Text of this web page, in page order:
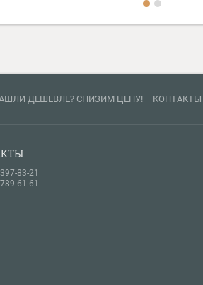
ДЕШЕВЛЕ? СНИЗИМ ЦЕНУ! КОНТАКТЫ
83-21
61-61